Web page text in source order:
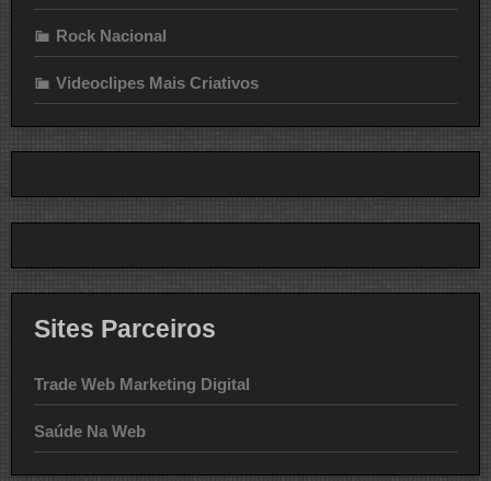
Rock Nacional
Videoclipes Mais Criativos
Sites Parceiros
Trade Web Marketing Digital
Saúde Na Web